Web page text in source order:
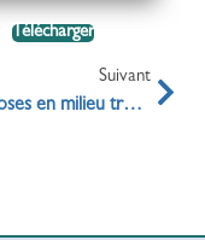
Télécharger
Suivant
Dermatoses en milieu tropical (L’Enfant en milieu tropical, 1994)